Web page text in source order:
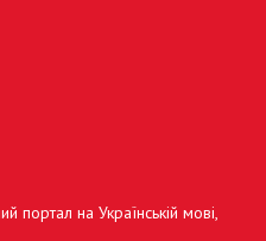
на Українській мові,